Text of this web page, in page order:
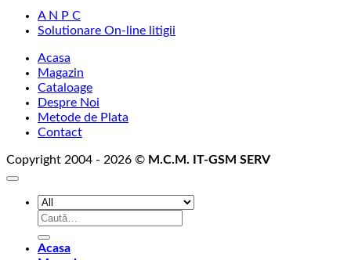
A N P C
Solutionare On-line litigii
Acasa
Magazin
Cataloage
Despre Noi
Metode de Plata
Contact
Copyright 2004 - 2026 © M.C.M. IT-GSM SERV
Caută
Acasa